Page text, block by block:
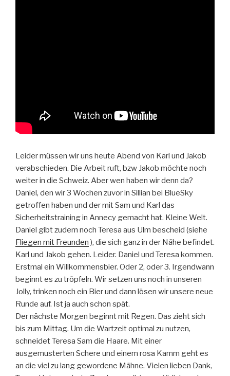
Leider müssen wir uns heute Abend von Karl und Jakob
verabschieden. Die Arbeit ruft, bzw Jakob möchte noch
weiter in die Schweiz. Aber wen haben wir denn da?
Daniel, den wir 3 Wochen zuvor in Sillian bei BlueSky
getroffen haben und der mit Sam und Karl das
Sicherheitstraining in Annecy gemacht hat. Kleine Welt.
Daniel gibt zudem noch Teresa aus Ulm bescheid (siehe
Fliegen mit Freunden ), die sich ganz in der Nähe befindet.
Karl und Jakob gehen. Leider. Daniel und Teresa kommen.
Erstmal ein Willkommensbier. Oder 2, oder 3. Irgendwann
beginnt es zu tröpfeln. Wir setzen uns noch in unseren
Jolly, trinken noch ein Bier und dann lösen wir unsere neue
Runde auf. Ist ja auch schon spät.
Der nächste Morgen beginnt mit Regen. Das zieht sich
bis zum Mittag. Um die Wartzeit optimal zu nutzen,
schneidet Teresa Sam die Haare. Mit einer
ausgemusterten Schere und einem rosa Kamm geht es
an die viel zu lang gewordene Mähne. Vielen lieben Dank,